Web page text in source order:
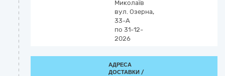
Миколаїв
вул. Озерна,
33-А
по 31-12-
2026
АДРЕСА
ДОСТАВКИ /